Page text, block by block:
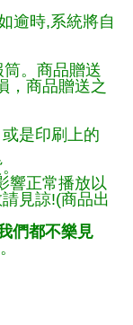
逾時,系統將自
。商品贈送
，商品贈送之
是印刷上的
響正常播放以
見諒!(商品出
們都不樂見